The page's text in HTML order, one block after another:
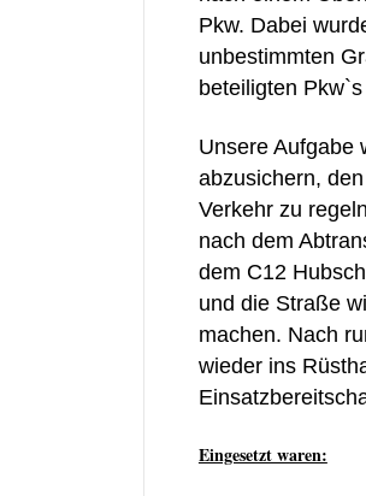
Pkw. Dabei
unbestimmten
beteiligten
Unsere Aufgabe
abzusichern,
Verkehr zu
nach dem
dem C12
und die Straße
machen. Nach
wieder ins
Eingesetzt waren: